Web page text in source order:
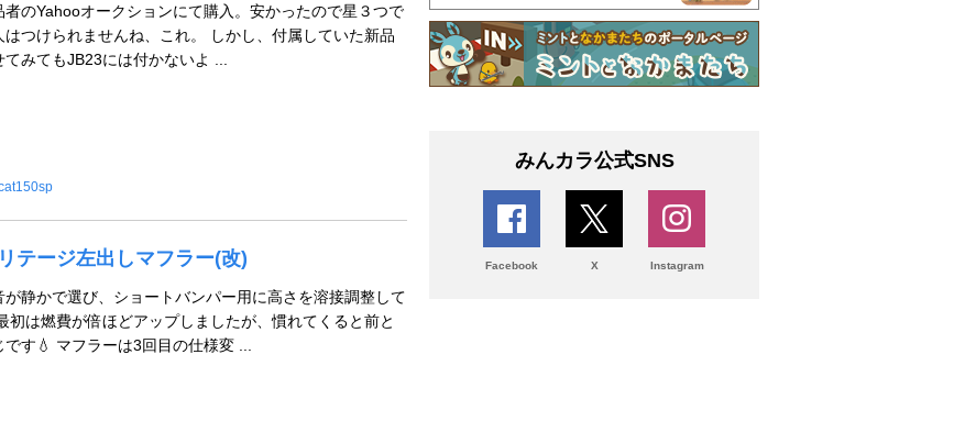
のYahooオークションにて購入。安かったので星３つで
つけられませんね、これ。 しかし、付属していた新品
みてもJB23には付かないよ ...
テージ左出しマフラー(改)
静かで選び、ショートバンパー用に高さを溶接調整して
初は燃費が倍ほどアップしましたが、慣れてくると前と
す💧 マフラーは3回目の仕様変 ...
みんカラ公式SNS
Facebook X Instagram